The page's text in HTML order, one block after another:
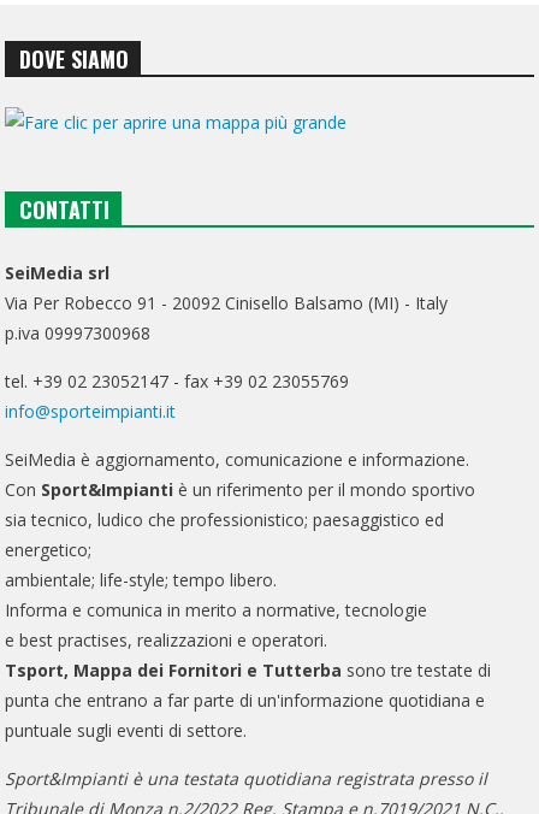
DOVE SIAMO
CONTATTI
SeiMedia srl
Via Per Robecco 91 - 20092 Cinisello Balsamo (MI) - Italy
p.iva 09997300968
tel. +39 02 23052147 - fax +39 02 23055769
info@sporteimpianti.it
SeiMedia è aggiornamento, comunicazione e informazione.
Con Sport&Impianti è un riferimento per il mondo sportivo
sia tecnico, ludico che professionistico; paesaggistico ed
energetico;
ambientale; life-style; tempo libero.
Informa e comunica in merito a normative, tecnologie
e best practises, realizzazioni e operatori.
Tsport, Mappa dei Fornitori e Tutterba sono tre testate di
punta che entrano a far parte di un'informazione quotidiana e
puntuale sugli eventi di settore.
Sport&Impianti è una testata quotidiana registrata presso il
Tribunale di Monza n.2/2022 Reg. Stampa e n.7019/2021 N.C..